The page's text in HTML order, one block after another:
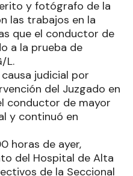
y fotógrafo de la
las trabajos en la
que el conductor de
a la prueba de
L.
judicial por
del Juzgado en
conductor de mayor
y continuó en
horas de ayer,
del Hospital de Alta
de la Seccional